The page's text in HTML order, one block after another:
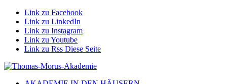
Link zu Facebook
Link zu LinkedIn
Link zu Instagram
Link zu Youtube
Link zu Rss Diese Seite